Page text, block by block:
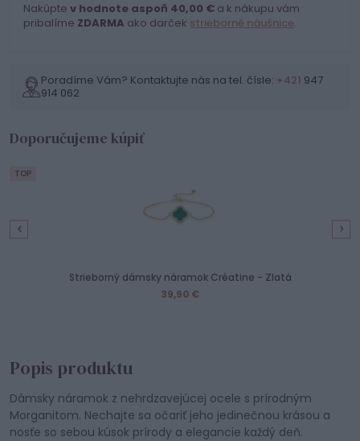
Nakúpte v hodnote aspoň 40,00 € a k nákupu vám
pribalíme ZDARMA ako darček strieborné náušnice.
Poradíme Vám? Kontaktujte nás na tel. čísle: +421 947
914 062
Doporučujeme kúpiť
TOP
Strieborný dámsky náramok Créatine - Zlatá
39,90 €
Popis produktu
Dámsky náramok z nehrdzavejúcej ocele s prírodným
Morganitom. Nechajte sa očariť jeho jedinečnou krásou a
nosťe so sebou kúsok prírody a elegancie každý deň.